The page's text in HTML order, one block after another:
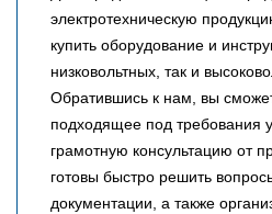
электротехническую
купить оборудование и
низковольтных, так и
Обратившись к нам, вы
подходящее под требования
грамотную консультацию от
готовы быстро решить
документации, а также